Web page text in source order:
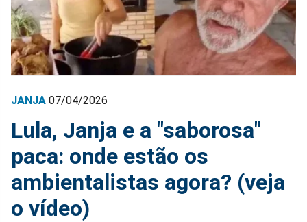
JANJA 07/04/2026
Lula, Janja e a "saborosa"
paca: onde estão os
ambientalistas agora? (veja
o vídeo)